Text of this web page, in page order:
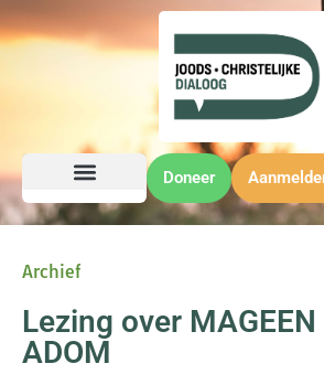
Doneer
Archief
Lezing over MAGEEN
ADOM